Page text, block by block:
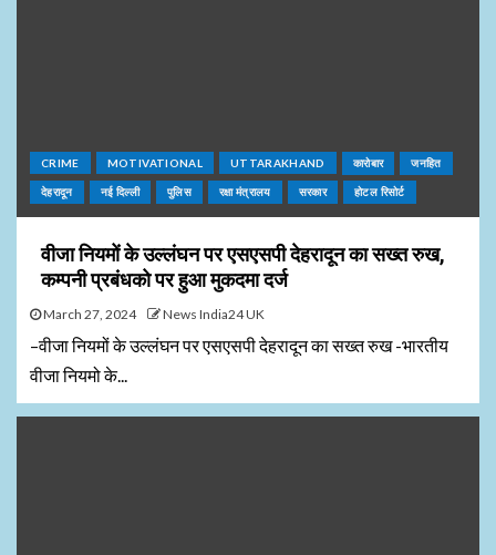
CRIME MOTIVATIONAL UTTARAKHAND कारोबार जनहित
देहरादून नई दिल्ली पुलिस रक्षा मंत्रालय सरकार होटल रिसोर्ट
वीजा नियमों के उल्लंघन पर एसएसपी देहरादून का सख्त रुख,
कम्पनी प्रबंधको पर हुआ मुकदमा दर्ज
March 27, 2024 News India24 UK
–वीजा नियमों के उल्लंघन पर एसएसपी देहरादून का सख्त रुख -भारतीय
वीजा नियमो के...